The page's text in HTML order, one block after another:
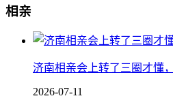
相亲
济南相亲会上转了三圈才懂
2026-07-11